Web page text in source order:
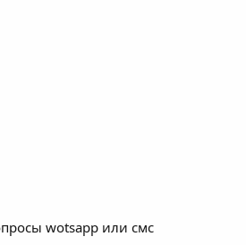
wotsapp или смс